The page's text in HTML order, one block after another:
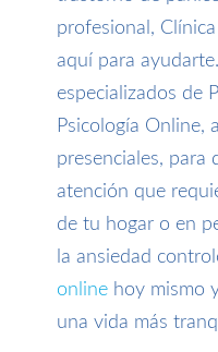
profesional,
aquí para
especializados de
Psicología Online,
presenciales, para
atención que
de tu hogar o en
la ansiedad
online hoy mismo
una vida más